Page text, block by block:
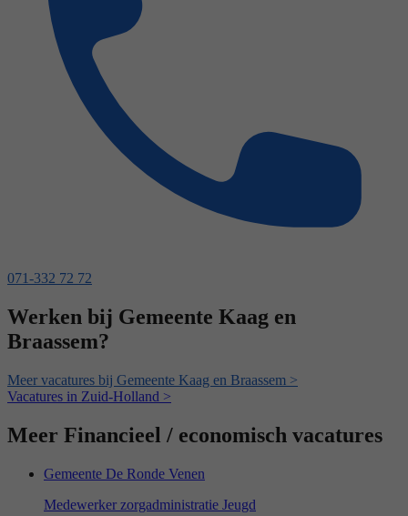
071-332 72 72
Werken bij Gemeente Kaag en
Braassem?
Meer vacatures bij Gemeente Kaag en Braassem >
Vacatures in Zuid-Holland >
Meer Financieel / economisch vacatures
Gemeente De Ronde Venen
Medewerker zorgadministratie Jeugd